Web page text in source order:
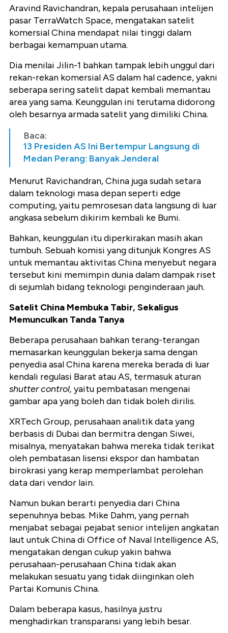
Aravind Ravichandran, kepala perusahaan intelijen
pasar TerraWatch Space, mengatakan satelit
komersial China mendapat nilai tinggi dalam
berbagai kemampuan utama.
Dia menilai Jilin-1 bahkan tampak lebih unggul dari
rekan-rekan komersial AS dalam hal cadence, yakni
seberapa sering satelit dapat kembali memantau
area yang sama. Keunggulan ini terutama didorong
oleh besarnya armada satelit yang dimiliki China.
Baca:
13 Presiden AS Ini Bertempur Langsung di
Medan Perang: Banyak Jenderal
Menurut Ravichandran, China juga sudah setara
dalam teknologi masa depan seperti edge
computing, yaitu pemrosesan data langsung di luar
angkasa sebelum dikirim kembali ke Bumi.
Bahkan, keunggulan itu diperkirakan masih akan
tumbuh. Sebuah komisi yang ditunjuk Kongres AS
untuk memantau aktivitas China menyebut negara
tersebut kini memimpin dunia dalam dampak riset
di sejumlah bidang teknologi penginderaan jauh.
Satelit China Membuka Tabir, Sekaligus
Memunculkan Tanda Tanya
Beberapa perusahaan bahkan terang-terangan
memasarkan keunggulan bekerja sama dengan
penyedia asal China karena mereka berada di luar
kendali regulasi Barat atau AS, termasuk aturan
shutter control, yaitu pembatasan mengenai
gambar apa yang boleh dan tidak boleh dirilis.
XRTech Group, perusahaan analitik data yang
berbasis di Dubai dan bermitra dengan Siwei,
misalnya, menyatakan bahwa mereka tidak terikat
oleh pembatasan lisensi ekspor dan hambatan
birokrasi yang kerap memperlambat perolehan
data dari vendor lain.
Namun bukan berarti penyedia dari China
sepenuhnya bebas. Mike Dahm, yang pernah
menjabat sebagai pejabat senior intelijen angkatan
laut untuk China di Office of Naval Intelligence AS,
mengatakan dengan cukup yakin bahwa
perusahaan-perusahaan China tidak akan
melakukan sesuatu yang tidak diinginkan oleh
Partai Komunis China.
Dalam beberapa kasus, hasilnya justru
menghadirkan transparansi yang lebih besar.